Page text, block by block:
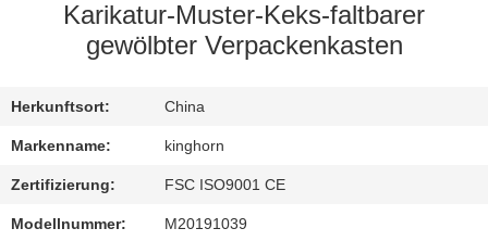
QUALITÄTSKONTROLLE
TRETEN
SIE
MIT
UNS
Karikatur-Muster-Keks-faltbarer
gewölbter Verpackenkasten
Herkunftsort: China
Markenname: kinghorn
Zertifizierung: FSC ISO9001 CE
Modellnummer: M20191039